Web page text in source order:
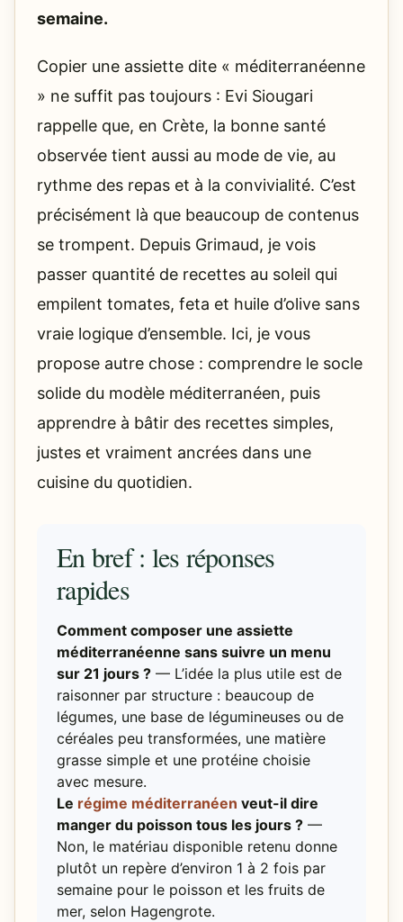
semaine.
Copier une assiette dite « méditerranéenne
» ne suffit pas toujours : Evi Siougari
rappelle que, en Crète, la bonne santé
observée tient aussi au mode de vie, au
rythme des repas et à la convivialité. C’est
précisément là que beaucoup de contenus
se trompent. Depuis Grimaud, je vois
passer quantité de recettes au soleil qui
empilent tomates, feta et huile d’olive sans
vraie logique d’ensemble. Ici, je vous
propose autre chose : comprendre le socle
solide du modèle méditerranéen, puis
apprendre à bâtir des recettes simples,
justes et vraiment ancrées dans une
cuisine du quotidien.
En bref : les réponses
rapides
Comment composer une assiette
méditerranéenne sans suivre un menu
sur 21 jours ? — L’idée la plus utile est de
raisonner par structure : beaucoup de
légumes, une base de légumineuses ou de
céréales peu transformées, une matière
grasse simple et une protéine choisie
avec mesure.
Le régime méditerranéen veut-il dire
manger du poisson tous les jours ? —
Non, le matériau disponible retenu donne
plutôt un repère d’environ 1 à 2 fois par
semaine pour le poisson et les fruits de
mer, selon Hagengrote.